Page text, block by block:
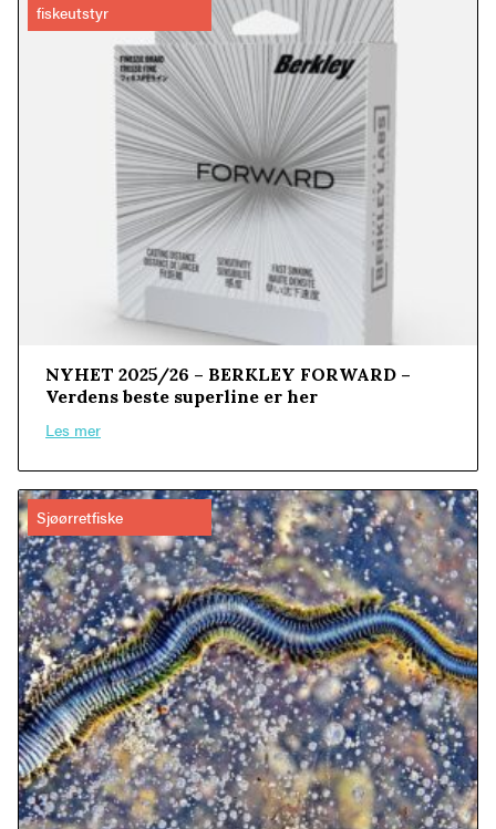
fiskeutstyr
NYHET 2025/26 – BERKLEY FORWARD –
Verdens beste superline er her
Les mer
Sjøørretfiske